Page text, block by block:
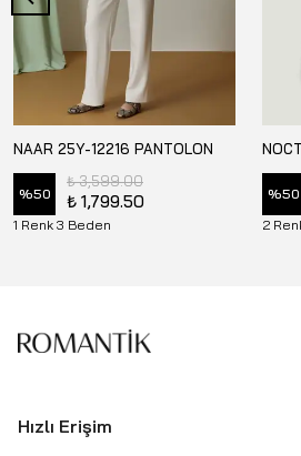
NAAR 25Y-12216 PANTOLON
%50
₺ 3,599.00
₺ 1,799.50
1 Renk 3 Beden
%50
2
Hızlı Erişim